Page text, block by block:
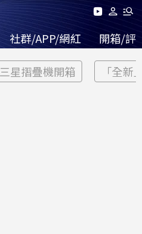
社群/APP/網紅 開箱/評
三星摺疊機開箱 「全新